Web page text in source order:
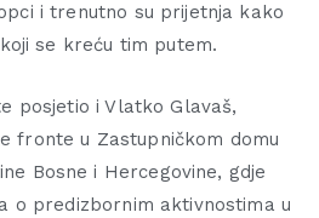
i trenutno su prijetnja kako
se kreću tim putem.
posjetio i Vlatko Glavaš,
fronte u Zastupničkom domu
Bosne i Hercegovine, gdje
o predizbornim aktivnostima u